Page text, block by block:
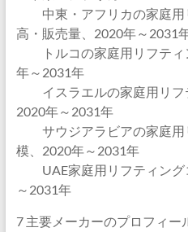
中東・アフリカの家庭用
高・販売量、2020年～2031
トルコの家庭用リフティ
年～2031年
イスラエルの家庭用リフ
2020年～2031年
サウジアラビアの家庭用
模、2020年～2031年
UAE家庭用リフティング
～2031年
7 主要メーカーのプロフィー